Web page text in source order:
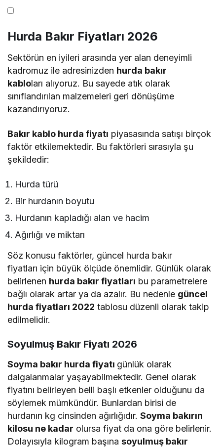
Hurda Bakır Fiyatları 2026
Sektörün en iyileri arasında yer alan deneyimli
kadromuz ile adresinizden hurda bakır
kabloları alıyoruz. Bu sayede atık olarak
sınıflandırılan malzemeleri geri dönüşüme
kazandırıyoruz.
Bakır kablo hurda fiyatı piyasasında satışı birçok
faktör etkilemektedir. Bu faktörleri sırasıyla şu
şekildedir:
Hurda türü
Bir hurdanın boyutu
Hurdanın kapladığı alan ve hacim
Ağırlığı ve miktarı
Söz konusu faktörler, güncel hurda bakır
fiyatları için büyük ölçüde önemlidir. Günlük olarak
belirlenen hurda bakır fiyatları bu parametrelere
bağlı olarak artar ya da azalır. Bu nedenle güncel
hurda fiyatları 2022 tablosu düzenli olarak takip
edilmelidir.
Soyulmuş Bakır Fiyatı 2026
Soyma bakır hurda fiyatı günlük olarak
dalgalanmalar yaşayabilmektedir. Genel olarak
fiyatını belirleyen belli başlı etkenler olduğunu da
söylemek mümkündür. Bunlardan birisi de
hurdanın kg cinsinden ağırlığıdır.Soyma bakırın
kilosu ne kadar olursa fiyat da ona göre belirlenir.
Dolayısıyla kilogram başınasoyulmuş bakır